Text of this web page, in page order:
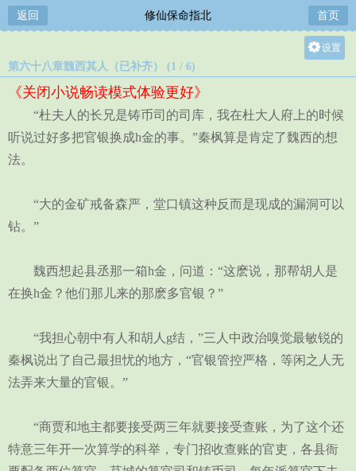
返回 修仙保命指北 首页
设置
中
小
第六十八章魏西其人（已补齐） (1 / 6)
《关闭小说畅读模式体验更好》
“杜夫人的长兄是铸币司的司库，我在杜大人府上的时候
听说过好多把官银换成h金的事。”秦枫算是肯定了魏西的想
法。
“大的金矿戒备森严，堂口镇这种反而是现成的漏洞可以
钻。”
魏西想起县丞那一箱h金，问道：“这麽说，那帮胡人是
在换h金？他们那儿来的那麽多官银？”
“我担心朝中有人和胡人g结，”三人中政治嗅觉最敏锐的
秦枫说出了自己最担忧的地方，“官银管控严格，等闲之人无
法弄来大量的官银。”
“商贾和地主都要接受两三年就要接受查账，为了这个还
特意三年开一次算学的科举，专门招收查账的官吏，各县衙